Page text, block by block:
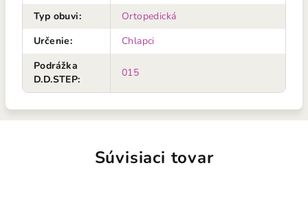
Typ obuvi:
Ortopedická
Určenie:
Chlapci
Podrážka
D.D.STEP:
015
Súvisiaci tovar